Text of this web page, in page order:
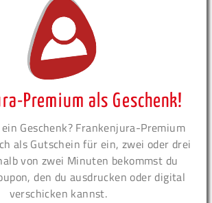
Premium als Geschenk!
Geschenk? Frankenjura-Premium
als Gutschein für ein, zwei oder drei
von zwei Minuten bekommst du
den du ausdrucken oder digital
verschicken kannst.